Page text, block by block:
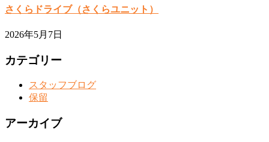
さくらドライブ（さくらユニット）
2026年5月7日
カテゴリー
スタッフブログ
保留
アーカイブ